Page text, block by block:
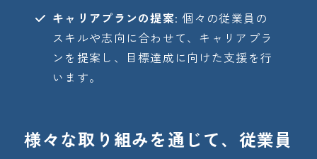
キャリアプランの提案: 個々の従業員の
スキルや志向に合わせて、キャリアプラ
ンを提案し、目標達成に向けた支援を行
います。
様々な取り組みを通じて、従業員